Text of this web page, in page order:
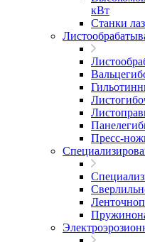
кВт
Станки
Пресс-